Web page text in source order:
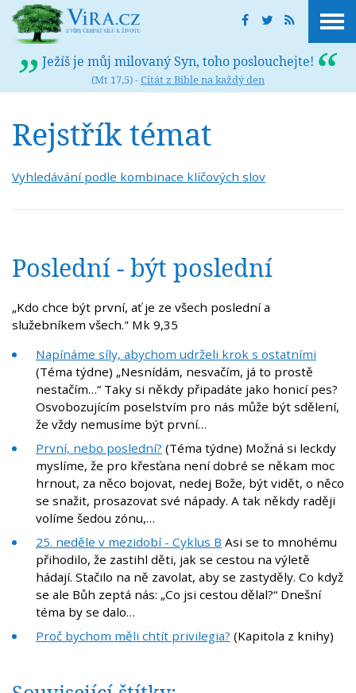
Ježíš je můj milovaný Syn, toho poslouchejte!
(Mt 17,5) -Citát z Bible na každý den
Rejstřík témat
Vyhledávání podle kombinace klíčových slov
Poslední - být poslední
„Kdo chce být první, ať je ze všech poslední a
služebníkem všech." Mk 9,35
Napínáme síly, abychom udrželi krok s ostatními
(Téma týdne) „Nesnídám, nesvačím, já to prostě
nestačím…“ Taky si někdy připadáte jako honicí pes?
Osvobozujícím poselstvím pro nás může být sdělení,
že vždy nemusíme být první…
První, nebo poslední? (Téma týdne) Možná si leckdy
myslíme, že pro křesťana není dobré se někam moc
hrnout, za něco bojovat, nedej Bože, být vidět, o něco
se snažit, prosazovat své nápady. A tak někdy raději
volíme šedou zónu,…
25. neděle v mezidobí - Cyklus B Asi se to mnohému
přihodilo, že zastihl děti, jak se cestou na výletě
hádají. Stačilo na ně zavolat, aby se zastyděly. Co když
se ale Bůh zeptá nás: „Co jsi cestou dělal?“ Dnešní
téma by se dalo…
Proč bychom měli chtít privilegia? (Kapitola z knihy)